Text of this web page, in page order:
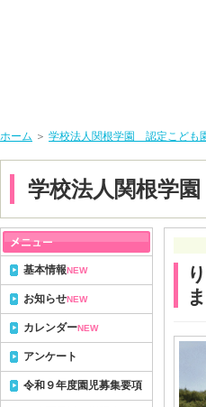
ホーム ＞ 学校法人関根学園 認定こども
学校法人関根学
基本情報NEW
お知らせNEW
カレンダーNEW
アンケート
令和９年度園児募集要項